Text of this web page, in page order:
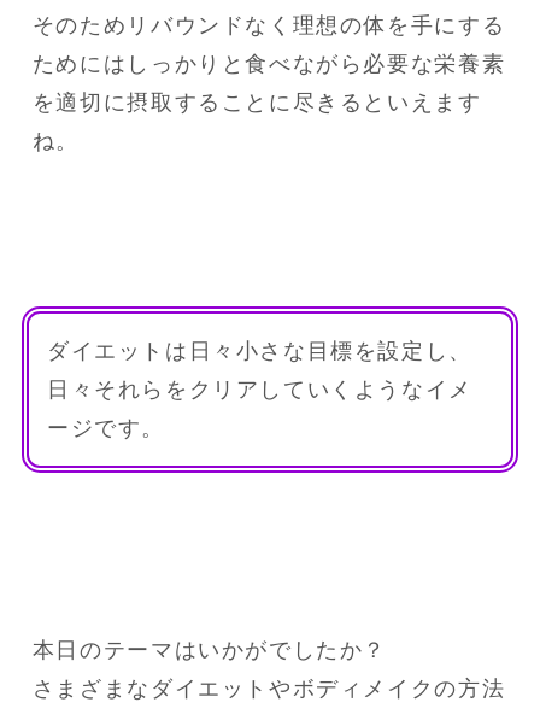
そのためリバウンドなく理想の体を手にする
ためにはしっかりと食べながら必要な栄養素
を適切に摂取することに尽きるといえます
ダイエットは日々小さな目標を設定し、
日々それらをクリアしていくようなイメ
ージです。
本日のテーマはいかがでしたか？
さまざまなダイエットやボディメイクの方法